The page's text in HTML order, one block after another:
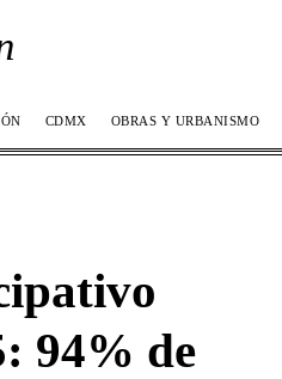
CDMX OBRAS Y URBANISMO
94% de